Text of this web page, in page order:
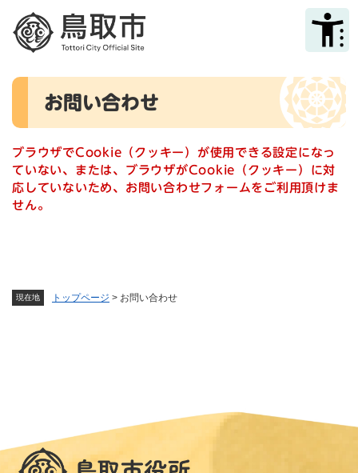
メニューを飛ばして本文へ
現在地 トップページ > お問い合わせ
本
お問い合わせ
ブラウザでCookie（クッキー）が使用できる設定になっ
ていない、または、ブラウザがCookie（クッキー）に対
応していないため、お問い合わせフォームをご利用頂けま
せん。